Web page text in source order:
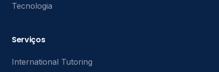
Tecnologia
Serviços
International Tutoring